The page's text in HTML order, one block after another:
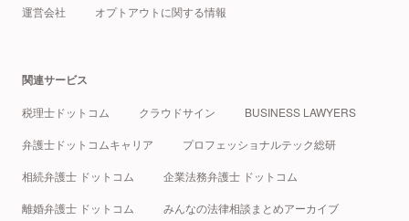
運営会社 オプトアウトに関する情報
関連サービス
税理士ドットコム クラウドサイン BUSINESS LAWYERS
弁護士ドットコムキャリア プロフェッショナルテック総研
相続弁護士 ドットコム 企業法務弁護士 ドットコム
離婚弁護士 ドットコム みんなの法律相談まとめアーカイブ